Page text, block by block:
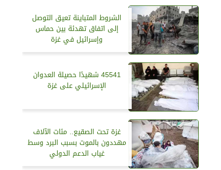
الشروط المتباينة تعيق التوصل
إلى اتفاق تهدئة بين حماس
وإسرائيل في غزة
45541 شهيدًا حصيلة العدوان
الإسرائيلي على غزة
غزة تحت الصقيع.. مئات الآلاف
مهددون بالموت بسبب البرد وسط
غياب الدعم الدولي